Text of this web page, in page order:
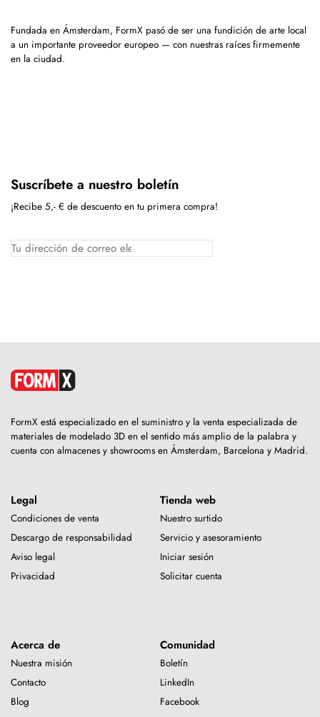
Fundada en Ámsterdam, FormX pasó de ser una fundición de arte local
a un importante proveedor europeo — con nuestras raíces firmemente
en la ciudad.
Suscríbete a nuestro boletín
¡Recibe 5,- € de descuento en tu primera compra!
FormX está especializado en el suministro y la venta especializada de
materiales de modelado 3D en el sentido más amplio de la palabra y
cuenta con almacenes y showrooms en Ámsterdam, Barcelona y Madrid.
Legal
Condiciones de venta
Descargo de responsabilidad
Aviso legal
Privacidad
Tienda web
Nuestro surtido
Servicio y asesoramiento
Iniciar sesión
Solicitar cuenta
Acerca de
Nuestra misión
Contacto
Blog
Comunidad
Boletín
LinkedIn
Facebook